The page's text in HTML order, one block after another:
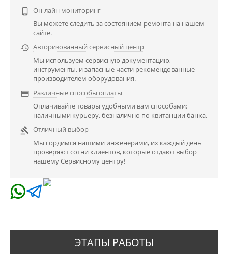

Он-лайн мониторинг
Вы можете следить за состоянием ремонта на нашем
сайте.
 Авторизованный сервисный центр
Мы используем сервисную документацию,
инструменты, и запасные части рекомендованные
производителем оборудования.
 Различные способы оплаты
Оплачивайте товары удобными вам способами:
наличными курьеру, безналично по квитанции банка.
 Отличный выбор
Мы гордимся нашими инженерами, их каждый день
проверяют сотни клиентов, которые отдают выбор
нашему Сервисному центру!
ЭТАПЫ РАБОТЫ